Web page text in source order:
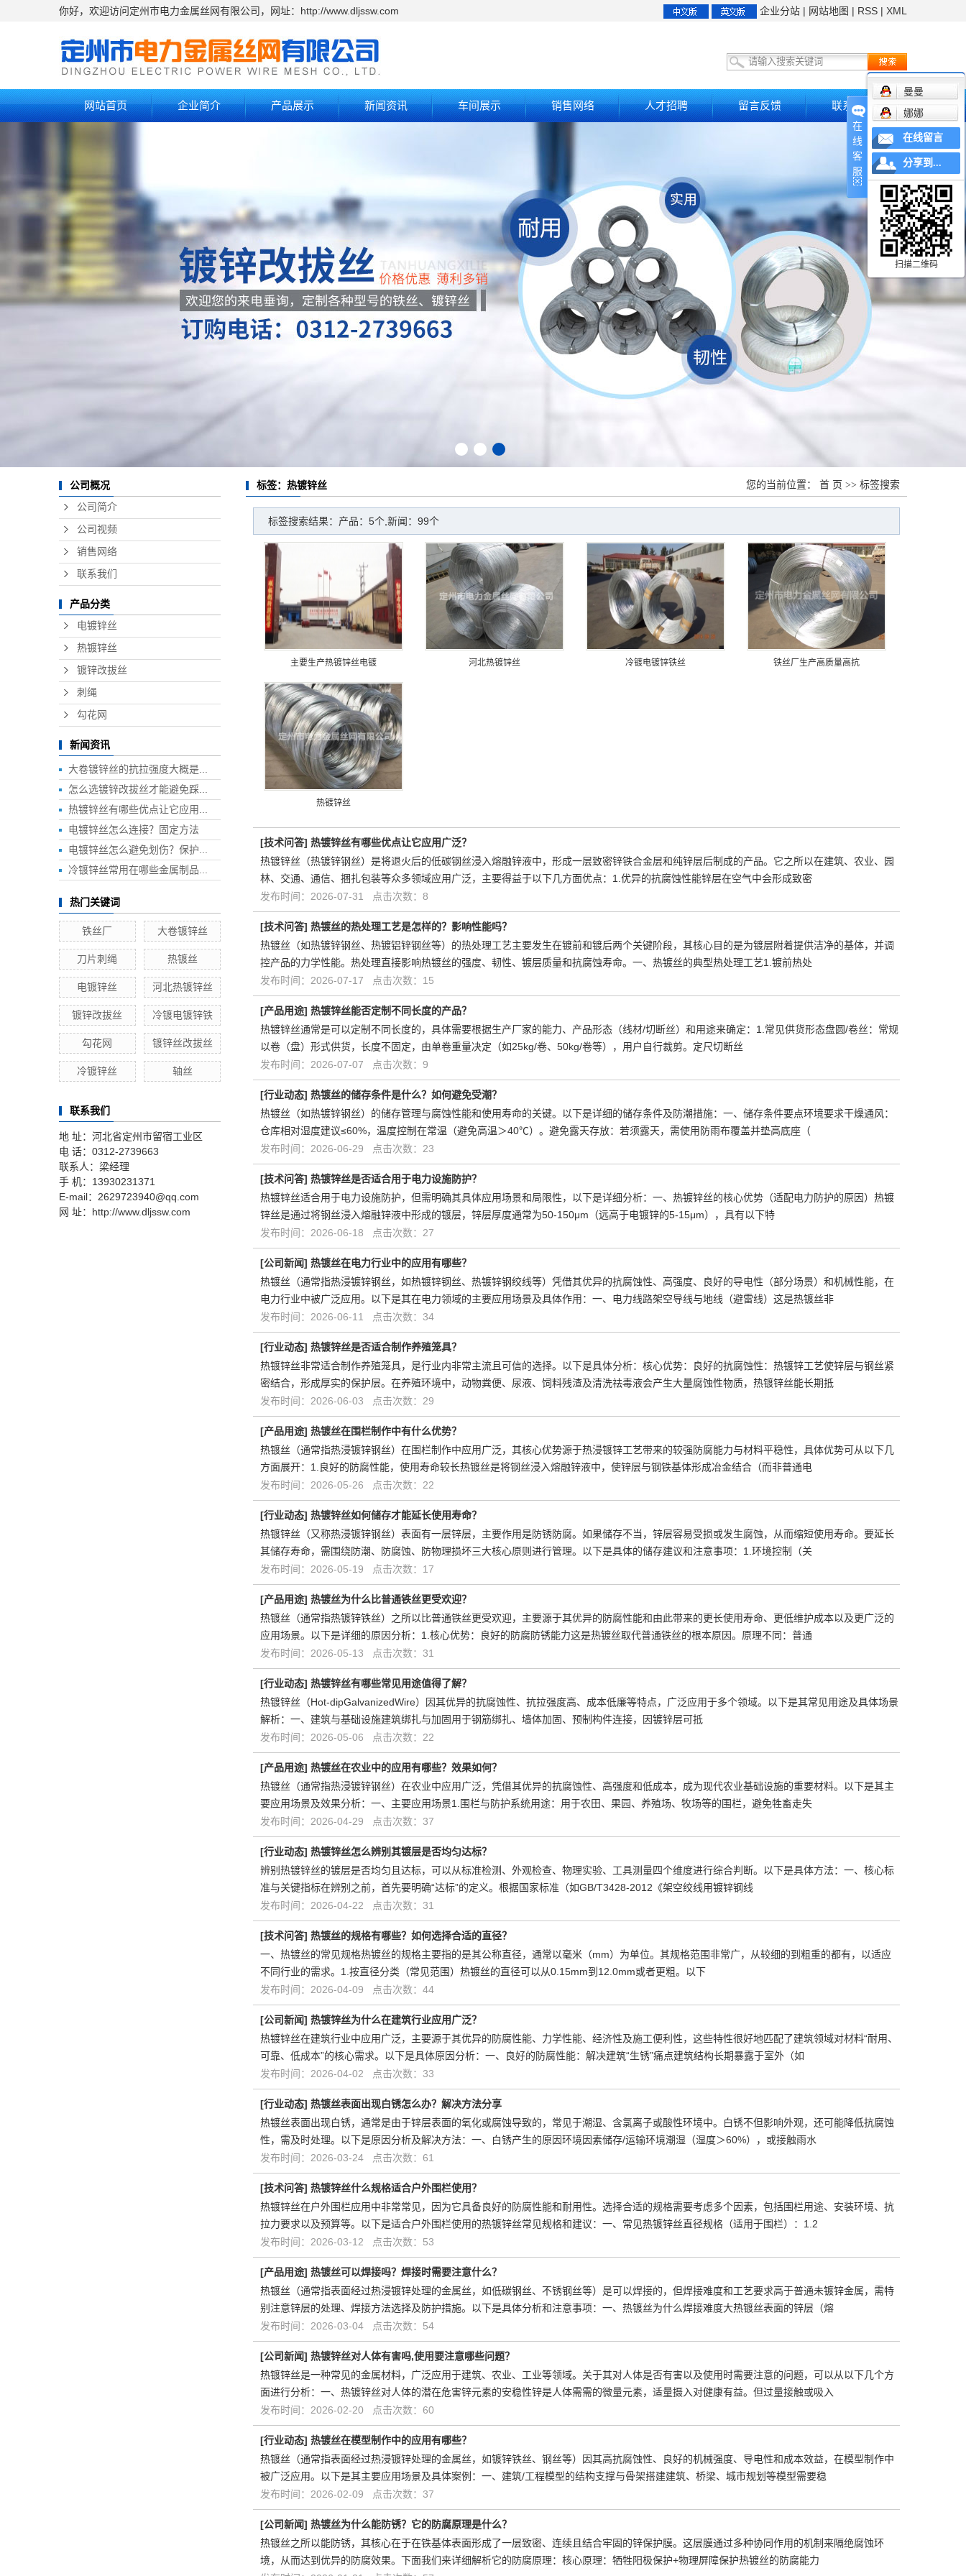
你好，欢迎访问定州市电力金属丝网有限公司，网址：http://www.dljssw.com 企业分站 | 网站地图 | RSS | XML
网站首页 企业简介
销售网络
联系我们
产品展示
刺绳
勾花网
新闻资讯 车间展示 销售网络 人才招聘 留言反馈 联系我们
公司概况
公司简介
公司视频
销售网络
联系我们
产品分类
电镀锌丝
热镀锌丝
镀锌改拔丝
刺绳
勾花网
新闻资讯
大卷镀锌丝的抗拉强度大概是...
怎么选镀锌改拔丝才能避免踩...
热镀锌丝有哪些优点让它应用...
电镀锌丝怎么连接？固定方法
电镀锌丝怎么避免划伤？保护...
冷镀锌丝常用在哪些金属制品...
热门关键词
铁丝厂 大卷镀锌丝
刀片刺绳 热镀丝
电镀锌丝 河北热镀锌丝
镀锌改拔丝 冷镀电镀锌铁
勾花网 镀锌丝改拔丝
冷镀锌丝 轴丝
联系我们
地 址：河北省定州市留宿工业区
电 话：0312-2739663
联系人：梁经理
手 机：13930231371
E-mail：2629723940@qq.com
网 址：http://www.dljssw.com
标签：热镀锌丝 您的当前位置： 首 页 >> 标签搜索
标签搜索结果：产品：5个,新闻：99个
主要生产热镀锌丝电镀 河北热镀锌丝 冷镀电镀锌铁丝 铁丝厂生产高质量高抗
热镀锌丝
[技术问答] 热镀锌丝有哪些优点让它应用广泛？
热镀锌丝（热镀锌钢丝）是将退火后的低碳钢丝浸入熔融锌液中，形成一层致密锌铁合金层和纯锌层后制成的产品。它之所以在建筑、农业、园
林、交通、通信、捆扎包装等众多领域应用广泛，主要得益于以下几方面优点：1.优异的抗腐蚀性能锌层在空气中会形成致密
发布时间：2026-07-31 点击次数：8
[技术问答] 热镀丝的热处理工艺是怎样的？影响性能吗？
热镀丝（如热镀锌钢丝、热镀铝锌钢丝等）的热处理工艺主要发生在镀前和镀后两个关键阶段，其核心目的是为镀层附着提供洁净的基体，并调
控产品的力学性能。热处理直接影响热镀丝的强度、韧性、镀层质量和抗腐蚀寿命。一、热镀丝的典型热处理工艺1.镀前热处
发布时间：2026-07-17 点击次数：15
[产品用途] 热镀锌丝能否定制不同长度的产品？
热镀锌丝通常是可以定制不同长度的，具体需要根据生产厂家的能力、产品形态（线材/切断丝）和用途来确定：1.常见供货形态盘圆/卷丝：常规
以卷（盘）形式供货，长度不固定，由单卷重量决定（如25kg/卷、50kg/卷等），用户自行裁剪。定尺切断丝
发布时间：2026-07-07 点击次数：9
[行业动态] 热镀丝的储存条件是什么？如何避免受潮？
热镀丝（如热镀锌钢丝）的储存管理与腐蚀性能和使用寿命的关键。以下是详细的储存条件及防潮措施：一、储存条件要点环境要求干燥通风：
仓库相对湿度建议≤60%，温度控制在常温（避免高温＞40℃）。避免露天存放：若须露天，需使用防雨布覆盖并垫高底座（
发布时间：2026-06-29 点击次数：23
[技术问答] 热镀锌丝是否适合用于电力设施防护？
热镀锌丝适合用于电力设施防护，但需明确其具体应用场景和局限性，以下是详细分析：一、热镀锌丝的核心优势（适配电力防护的原因）热镀
锌丝是通过将钢丝浸入熔融锌液中形成的镀层，锌层厚度通常为50-150μm（远高于电镀锌的5-15μm），具有以下特
发布时间：2026-06-18 点击次数：27
[公司新闻] 热镀丝在电力行业中的应用有哪些？
热镀丝（通常指热浸镀锌钢丝，如热镀锌钢丝、热镀锌钢绞线等）凭借其优异的抗腐蚀性、高强度、良好的导电性（部分场景）和机械性能，在
电力行业中被广泛应用。以下是其在电力领域的主要应用场景及具体作用：一、电力线路架空导线与地线（避雷线）这是热镀丝非
发布时间：2026-06-11 点击次数：34
[行业动态] 热镀锌丝是否适合制作养殖笼具？
热镀锌丝非常适合制作养殖笼具，是行业内非常主流且可信的选择。以下是具体分析：核心优势：良好的抗腐蚀性：热镀锌工艺使锌层与钢丝紧
密结合，形成厚实的保护层。在养殖环境中，动物粪便、尿液、饲料残渣及清洗祛毒液会产生大量腐蚀性物质，热镀锌丝能长期抵
发布时间：2026-06-03 点击次数：29
[产品用途] 热镀丝在围栏制作中有什么优势？
热镀丝（通常指热浸镀锌钢丝）在围栏制作中应用广泛，其核心优势源于热浸镀锌工艺带来的较强防腐能力与材料平稳性，具体优势可从以下几
方面展开：1.良好的防腐性能，使用寿命较长热镀丝是将钢丝浸入熔融锌液中，使锌层与钢铁基体形成冶金结合（而非普通电
发布时间：2026-05-26 点击次数：22
[行业动态] 热镀锌丝如何储存才能延长使用寿命？
热镀锌丝（又称热浸镀锌钢丝）表面有一层锌层，主要作用是防锈防腐。如果储存不当，锌层容易受损或发生腐蚀，从而缩短使用寿命。要延长
其储存寿命，需围绕防潮、防腐蚀、防物理损坏三大核心原则进行管理。以下是具体的储存建议和注意事项：1.环境控制（关
发布时间：2026-05-19 点击次数：17
[产品用途] 热镀丝为什么比普通铁丝更受欢迎？
热镀丝（通常指热镀锌铁丝）之所以比普通铁丝更受欢迎，主要源于其优异的防腐性能和由此带来的更长使用寿命、更低维护成本以及更广泛的
应用场景。以下是详细的原因分析：1.核心优势：良好的防腐防锈能力这是热镀丝取代普通铁丝的根本原因。原理不同：普通
发布时间：2026-05-13 点击次数：31
[行业动态] 热镀锌丝有哪些常见用途值得了解？
热镀锌丝（Hot-dipGalvanizedWire）因其优异的抗腐蚀性、抗拉强度高、成本低廉等特点，广泛应用于多个领域。以下是其常见用途及具体场景
解析：一、建筑与基础设施建筑绑扎与加固用于钢筋绑扎、墙体加固、预制构件连接，因镀锌层可抵
发布时间：2026-05-06 点击次数：22
[产品用途] 热镀丝在农业中的应用有哪些？效果如何？
热镀丝（通常指热浸镀锌钢丝）在农业中应用广泛，凭借其优异的抗腐蚀性、高强度和低成本，成为现代农业基础设施的重要材料。以下是其主
要应用场景及效果分析：一、主要应用场景1.围栏与防护系统用途：用于农田、果园、养殖场、牧场等的围栏，避免牲畜走失
发布时间：2026-04-29 点击次数：37
[行业动态] 热镀锌丝怎么辨别其镀层是否均匀达标？
辨别热镀锌丝的镀层是否均匀且达标，可以从标准检测、外观检查、物理实验、工具测量四个维度进行综合判断。以下是具体方法：一、核心标
准与关键指标在辨别之前，首先要明确“达标”的定义。根据国家标准（如GB/T3428-2012《架空绞线用镀锌钢线
发布时间：2026-04-22 点击次数：31
[技术问答] 热镀丝的规格有哪些？如何选择合适的直径？
一、热镀丝的常见规格热镀丝的规格主要指的是其公称直径，通常以毫米（mm）为单位。其规格范围非常广，从较细的到粗重的都有，以适应
不同行业的需求。1.按直径分类（常见范围）热镀丝的直径可以从0.15mm到12.0mm或者更粗。以下
发布时间：2026-04-09 点击次数：44
[公司新闻] 热镀锌丝为什么在建筑行业应用广泛？
热镀锌丝在建筑行业中应用广泛，主要源于其优异的防腐性能、力学性能、经济性及施工便利性，这些特性很好地匹配了建筑领域对材料“耐用、
可靠、低成本”的核心需求。以下是具体原因分析：一、良好的防腐性能：解决建筑“生锈”痛点建筑结构长期暴露于室外（如
发布时间：2026-04-02 点击次数：33
[行业动态] 热镀丝表面出现白锈怎么办？解决方法分享
热镀丝表面出现白锈，通常是由于锌层表面的氧化或腐蚀导致的，常见于潮湿、含氯离子或酸性环境中。白锈不但影响外观，还可能降低抗腐蚀
性，需及时处理。以下是原因分析及解决方法：一、白锈产生的原因环境因素储存/运输环境潮湿（湿度＞60%），或接触雨水
发布时间：2026-03-24 点击次数：61
[技术问答] 热镀锌丝什么规格适合户外围栏使用？
热镀锌丝在户外围栏应用中非常常见，因为它具备良好的防腐性能和耐用性。选择合适的规格需要考虑多个因素，包括围栏用途、安装环境、抗
拉力要求以及预算等。以下是适合户外围栏使用的热镀锌丝常见规格和建议：一、常见热镀锌丝直径规格（适用于围栏）：1.2
发布时间：2026-03-12 点击次数：53
[产品用途] 热镀丝可以焊接吗？焊接时需要注意什么？
热镀丝（通常指表面经过热浸镀锌处理的金属丝，如低碳钢丝、不锈钢丝等）是可以焊接的，但焊接难度和工艺要求高于普通未镀锌金属，需特
别注意锌层的处理、焊接方法选择及防护措施。以下是具体分析和注意事项：一、热镀丝为什么焊接难度大热镀丝表面的锌层（熔
发布时间：2026-03-04 点击次数：54
[公司新闻] 热镀锌丝对人体有害吗,使用要注意哪些问题？
热镀锌丝是一种常见的金属材料，广泛应用于建筑、农业、工业等领域。关于其对人体是否有害以及使用时需要注意的问题，可以从以下几个方
面进行分析：一、热镀锌丝对人体的潜在危害锌元素的安稳性锌是人体需需的微量元素，适量摄入对健康有益。但过量接触或吸入
发布时间：2026-02-20 点击次数：60
[行业动态] 热镀丝在模型制作中的应用有哪些？
热镀丝（通常指表面经过热浸镀锌处理的金属丝，如镀锌铁丝、钢丝等）因其高抗腐蚀性、良好的机械强度、导电性和成本效益，在模型制作中
被广泛应用。以下是其主要应用场景及具体案例：一、建筑/工程模型的结构支撑与骨架搭建建筑、桥梁、城市规划等模型需要稳
发布时间：2026-02-09 点击次数：37
[公司新闻] 热镀丝为什么能防锈？它的防腐原理是什么？
热镀丝之所以能防锈，其核心在于在铁基体表面形成了一层致密、连续且结合牢固的锌保护膜。这层膜通过多种协同作用的机制来隔绝腐蚀环
境，从而达到优异的防腐效果。下面我们来详细解析它的防腐原理：核心原理：牺牲阳极保护+物理屏障保护热镀丝的防腐能力
在
线
客
服
曼曼
娜娜
在线留言
分享到...
扫描二维码